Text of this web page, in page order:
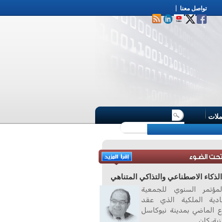
تواصل معنا
الاصطناعي والتذاكي المتناهي
السنوي للجمعية
الملكية الذي عقد
الماضي بمدينة نيوكاسل